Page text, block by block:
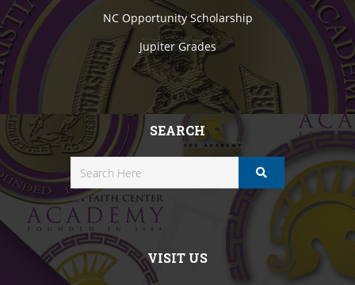
NC Opportunity Scholarship
Jupiter Grades
SEARCH
VISIT US